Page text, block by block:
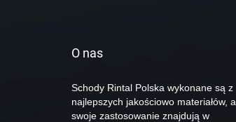
O nas
Schody Rintal Polska wykonane są z
najlepszych jakościowo materiałów, a
swoje zastosowanie znajdują w